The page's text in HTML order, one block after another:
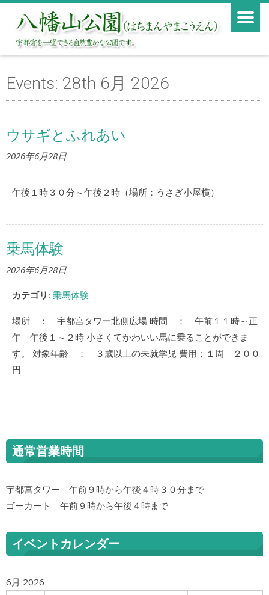
Events: 28th 6月 2026
ウサギとふれあい
2026年6月28日
午後１時３０分～午後２時（場所：うさぎ小屋横）
乗馬体験
2026年6月28日
カテゴリ: 乗馬体験
場所 ： 宇都宮タワー北側広場 時間 ： 午前１１時～正
午 午後１～２時 小さくてかわいい馬に乗ることができま
す。 対象年齢 ： ３歳以上の未就学児 費用：１周 ２００
円
通常営業時間
宇都宮タワー 午前９時から午後４時３０分まで
ゴーカート 午前９時から午後４時まで
イベントカレンダー
6月 2026